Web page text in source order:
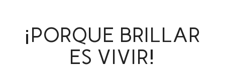
¡PORQUE BRILLAR
ES VIVIR!